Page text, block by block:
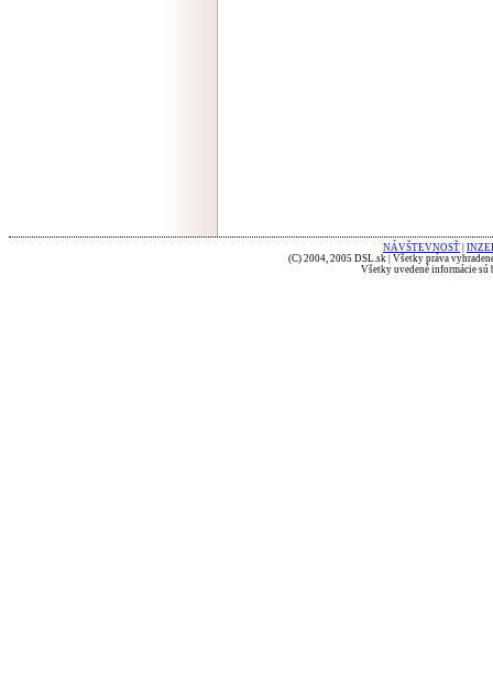
NÁVŠTEVNOSŤ
(C) 2004, 2005 DSL.sk | Všetky práva
Všetky uvedené informácie sú